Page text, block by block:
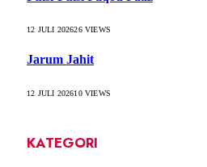
12 JULI 202626VIEWS
Jarum Jahit
12 JULI 202610VIEWS
KATEGORI